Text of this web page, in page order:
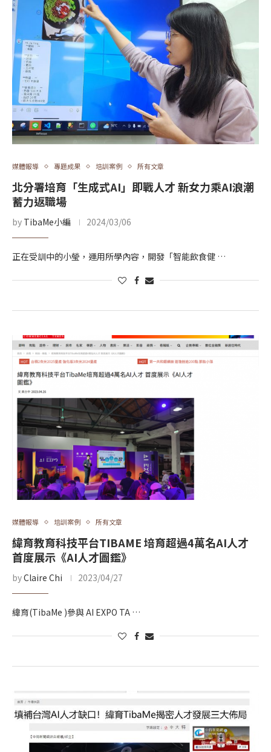
媒體報導 專題成果 培訓案例 所有文章
北分署培育「生成式AI」即戰人才 新女力乘AI浪潮
蓄力返職場
by TibaMe小編 2024/03/06
正在受訓中的小瑩，運用所學內容，開發「智能飲食健 …
媒體報導 培訓案例 所有文章
緯育教育科技平台TIBAME 培育超過4萬名AI人才
首度展示《AI人才圖鑑》
byClaire Chi 2023/04/27
緯育(TibaMe )參與 AI EXPO TA …